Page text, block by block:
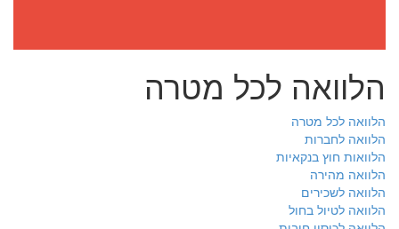
הלוואה לכל מטרה
הלוואה לכל מטרה
הלוואה לחברות
הלוואות חוץ בנקאיות
הלוואה מהירה
הלוואה לשכירים
הלוואה לטיול בחול